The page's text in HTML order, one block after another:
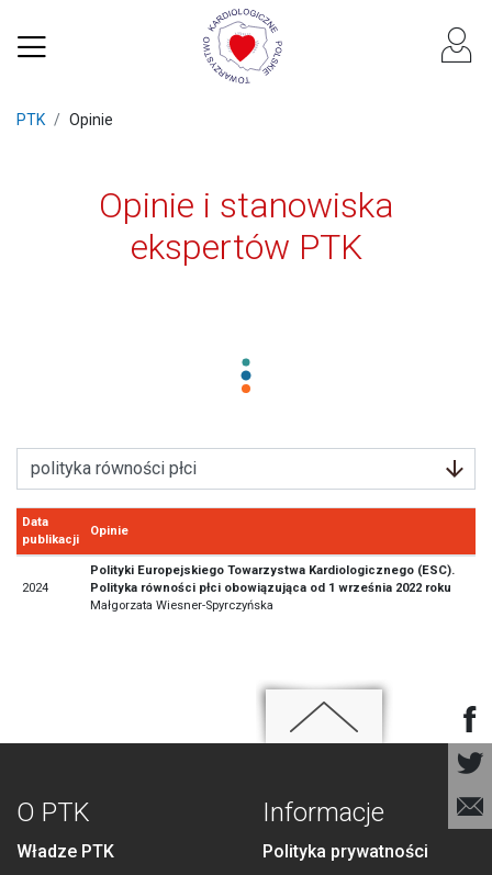
PTK Opinie
Opinie i stanowiska
ekspertów PTK
Data
publikacji
Opinie
2024
Polityki Europejskiego Towarzystwa Kardiologicznego (ESC).
Polityka równości płci obowiązująca od 1 września 2022 roku
Małgorzata Wiesner-Spyrczyńska
O PTK
Władze PTK
Informacje
Polityka prywatności